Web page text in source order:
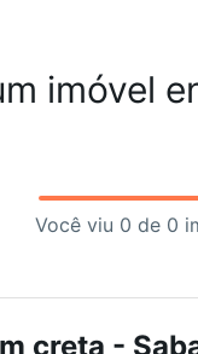
imóvel
Você viu 0 de 0
creta -